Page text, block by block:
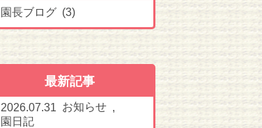
園長ブログ (3)
最新記事
2026.07.31 お知らせ ,
園日記